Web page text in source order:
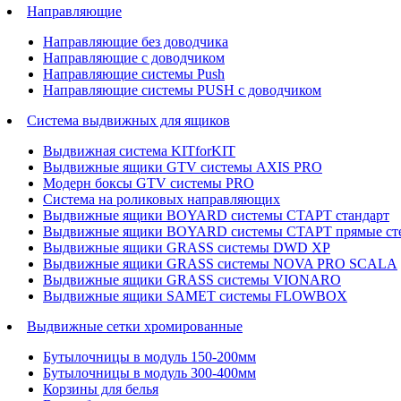
Направляющие
Направляющие без доводчика
Направляющие с доводчиком
Направляющие системы Push
Направляющие системы PUSH с доводчиком
Система выдвижных для ящиков
Выдвижная система KITforKIT
Выдвижные ящики GTV системы AXIS PRO
Модерн боксы GTV системы PRO
Система на роликовых направляющих
Выдвижные ящики BOYARD системы СТАРТ стандарт
Выдвижные ящики BOYARD системы СТАРТ прямые
Выдвижные ящики GRASS системы DWD XP
Выдвижные ящики GRASS системы NOVA PRO SCALA
Выдвижные ящики GRASS системы VIONARO
Выдвижные ящики SAMET системы FLOWBOX
Выдвижные сетки хромированные
Бутылочницы в модуль 150-200мм
Бутылочницы в модуль 300-400мм
Корзины для белья